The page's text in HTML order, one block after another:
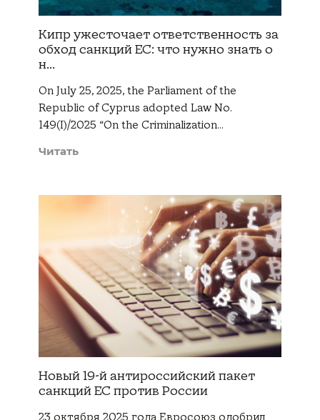
Кипр ужесточает ответственность за
обход санкций ЕС: что нужно знать о
н...
On July 25, 2025, the Parliament of the
Republic of Cyprus adopted Law No.
149(I)/2025 “On the Criminalization…
Читать
Новый 19-й антироссийский пакет
санкций ЕС против России